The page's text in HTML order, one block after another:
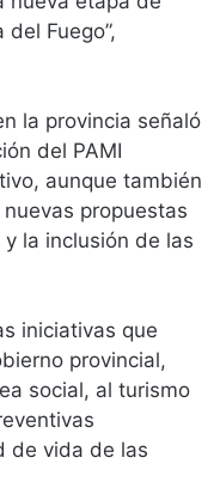
Fuego”,
la provincia señaló
del PAMI
aunque también
propuestas
la inclusión de las
iniciativas que
provincial,
social, al turismo
de vida de las